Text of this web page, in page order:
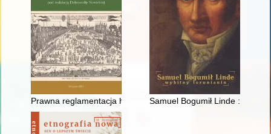
Prawna reglamentacja handlu Żydów i Szkotów w Prusach
Samuel Bogumił Linde :